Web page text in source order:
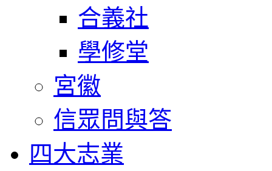
合義社
學修堂
宮徽
信眾問與答
四大志業